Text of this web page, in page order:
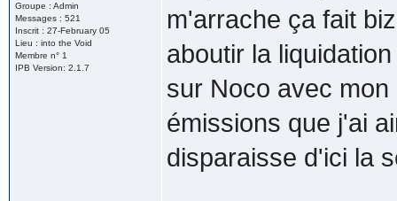
Groupe : Admin
Messages : 521
Inscrit : 27-February 05
Lieu : into the Void
Membre n° 1
IPB Version: 2.1.7
m'arrache ça fait
aboutir la
sur Noco avec
émissions que j'ai
disparaisse d'ici la